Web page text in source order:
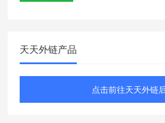
天天外链产品
点击前往天天外链